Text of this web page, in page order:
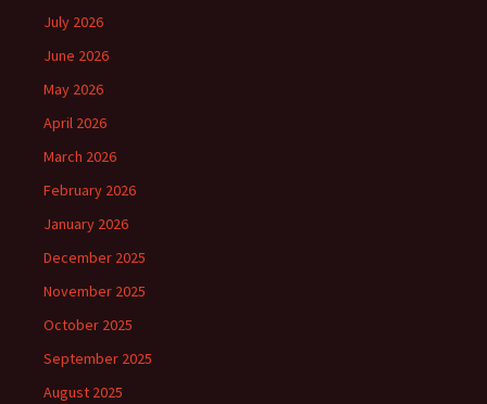
July 2026
June 2026
May 2026
April 2026
March 2026
February 2026
January 2026
December 2025
November 2025
October 2025
September 2025
August 2025